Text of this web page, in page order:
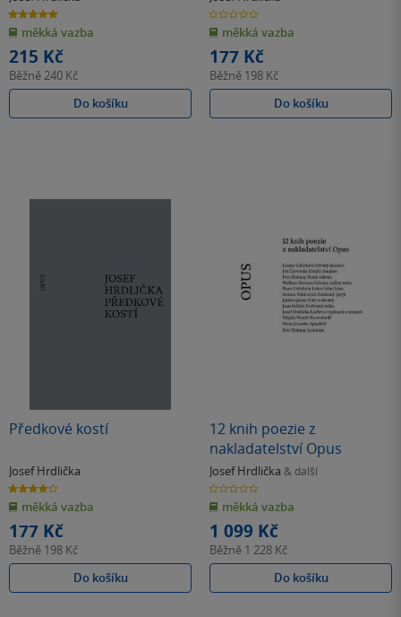
5.0
z
5
hvězdiček
měkká vazba
215 Kč
Běžně240 Kč
Do košíku
0.0
z
5
hvězdiček
měkká vazba
177 Kč
Běžně 198 Kč
Do košíku
Předkové kostí
Josef Hrdlička
4.0
z
5
hvězdiček
měkká vazba
177 Kč
Běžně 198 Kč
Do košíku
12 knih poezie z
nakladatelství Opus
Josef Hrdlička & další
0.0
z
5
hvězdiček
měkká vazba
1 099 Kč
Běžně 1 228 Kč
Do košíku